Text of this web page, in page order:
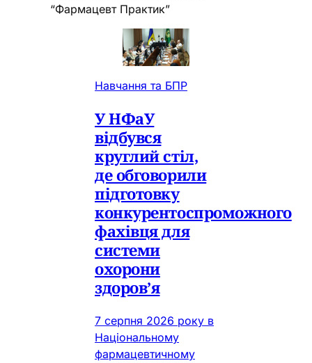
“Фармацевт Практик”
Навчання та БПР
У НФаУ
відбувся
круглий стіл,
де обговорили
підготовку
конкурентоспроможного
фахівця для
системи
охорони
здоров’я
7 серпня 2026 року в
Національному
фармацевтичному